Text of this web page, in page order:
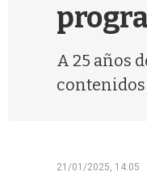
A 25 años
21/01/2025, 14:05